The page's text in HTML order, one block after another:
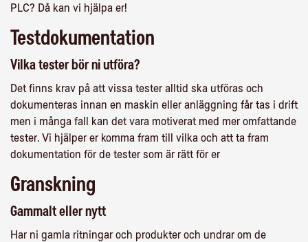
PLC? Då kan vi hjälpa er!
Testdokumentation
Vilka tester bör ni utföra?
Det finns krav på att vissa tester alltid ska utföras och
dokumenteras innan en maskin eller anläggning får tas i drift
men i många fall kan det vara motiverat med mer omfattande
tester. Vi hjälper er komma fram till vilka och att ta fram
dokumentation för de tester som är rätt för er
Granskning
Gammalt eller nytt
Har ni gamla ritningar och produkter och undrar om de